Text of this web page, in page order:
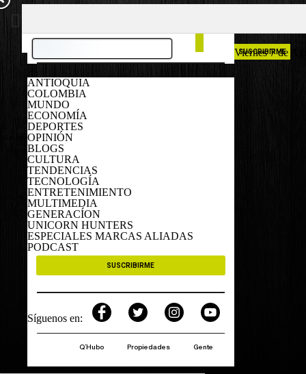
ANTIOQUIA
COLOMBIA
MUNDO
ECONOMÍA
DEPORTES
OPINIÓN
BLOGS
CULTURA
TENDENCIAS
TECNOLOGÍA
ENTRETENIMIENTO
MULTIMEDIA
GENERACÍON
UNICORN HUNTERS
ESPECIALES MARCAS ALIADAS
PODCAST
SUSCRIBIRME
Síguenos en:
Q´Hubo Propiedades Gente
Viernes 7 de
SUSCRIBIRME